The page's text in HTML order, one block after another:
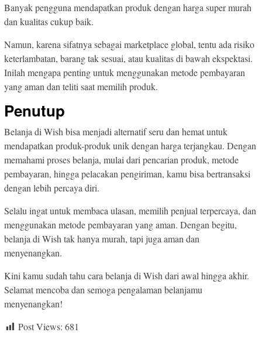
Banyak pengguna mendapatkan produk dengan harga super murah
dan kualitas cukup baik.
Namun, karena sifatnya sebagai marketplace global, tentu ada risiko
keterlambatan, barang tak sesuai, atau kualitas di bawah ekspektasi.
Inilah mengapa penting untuk menggunakan metode pembayaran
yang aman dan teliti saat memilih produk.
Penutup
Belanja di Wish bisa menjadi alternatif seru dan hemat untuk
mendapatkan produk-produk unik dengan harga terjangkau. Dengan
memahami proses belanja, mulai dari pencarian produk, metode
pembayaran, hingga pelacakan pengiriman, kamu bisa bertransaksi
dengan lebih percaya diri.
Selalu ingat untuk membaca ulasan, memilih penjual terpercaya, dan
menggunakan metode pembayaran yang aman. Dengan begitu,
belanja di Wish tak hanya murah, tapi juga aman dan
menyenangkan.
Kini kamu sudah tahu cara belanja di Wish dari awal hingga akhir.
Selamat mencoba dan semoga pengalaman belanjamu
menyenangkan!
Post Views: 681